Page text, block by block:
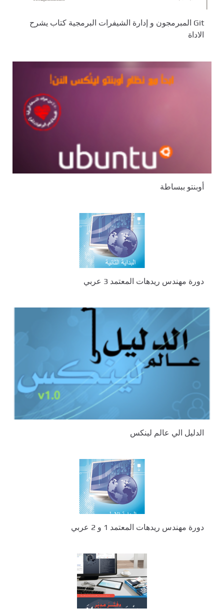
Git المبرمجون و إدارة الشيفرات البرمجية كتاب يشرح
الاداة
أوبنتو ببساطة
دورة مهندس ريدهات المعتمد 3 عربي
الدليل الي عالم لينكس
دورة مهندس ريدهات المعتمد 1 و 2 عربي